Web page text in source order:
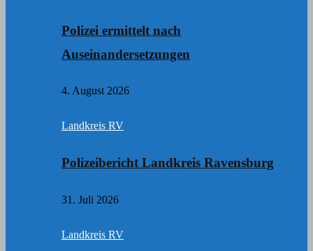
Polizei ermittelt nach
Auseinandersetzungen
4. August 2026
Landkreis RV
Polizeibericht Landkreis Ravensburg
31. Juli 2026
Landkreis RV